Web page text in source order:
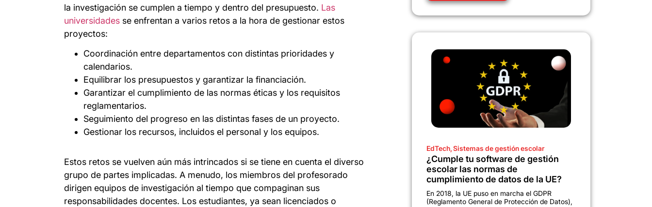
la investigación se cumplen a tiempo y dentro del presupuesto. Las
universidades se enfrentan a varios retos a la hora de gestionar estos
proyectos:
Coordinación entre departamentos con distintas prioridades y
calendarios.
Equilibrar los presupuestos y garantizar la financiación.
Garantizar el cumplimiento de las normas éticas y los requisitos
reglamentarios.
Seguimiento del progreso en las distintas fases de un proyecto.
Gestionar los recursos, incluidos el personal y los equipos.
Estos retos se vuelven aún más intrincados si se tiene en cuenta el diverso
grupo de partes implicadas. A menudo, los miembros del profesorado
dirigen equipos de investigación al tiempo que compaginan sus
responsabilidades docentes. Los estudiantes, ya sean licenciados o
EdTech,Sistemas de gestión escolar
¿Cumple tu software de gestión
escolar las normas de
cumplimiento de datos de la UE?
En 2018, la UE puso en marcha el GDPR
(Reglamento General de Protección de Datos),